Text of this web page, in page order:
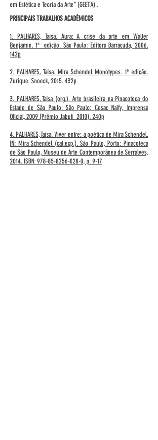
em Estética e Teoria da Arte" (GEETA) .
PRINCIPAIS TRABALHOS ACADÊMICOS
1. PALHARES, Taisa. Aura: A crise da arte em Walter
Benjamin. 1ª edição. São Paulo: Editora Barracuda, 2006.
142p
2. PALHARES, Taisa. Mira Schendel Monotypes. 1ª edição.
Zurique: Snoeck, 2015. 432p
3. PALHARES, Taisa (org.). Arte brasileira na Pinacoteca do
Estado de São Paulo. São Paulo: Cosac Naify, Imprensa
Oficial, 2009 (Prêmio Jabuti 2010). 240p
4. PALHARES, Taisa. Viver entre: a poética de Mira Schendel.
IN: Mira Schendel (cat.exp.). São Paulo, Porto: Pinacoteca
de São Paulo, Museu de Arte Contemporânea de Serralves,
2014. ISBN: 978-85-8256-028-0, p. 9-17